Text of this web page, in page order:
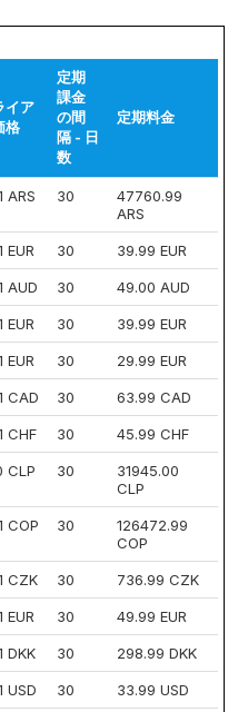
イア
格
定期
課金
の間
隔 - 日
数
定期料金
ARS 30
47760.99
ARS
EUR 30 39.99 EUR
AUD 30 49.00 AUD
EUR 30 39.99 EUR
EUR 30 29.99 EUR
CAD 30 63.99 CAD
CHF 30 45.99 CHF
CLP 30
31945.00
CLP
COP 30
126472.99
COP
CZK 30 736.99 CZK
EUR 30 49.99 EUR
DKK 30 298.99 DKK
USD 30 33.99 USD